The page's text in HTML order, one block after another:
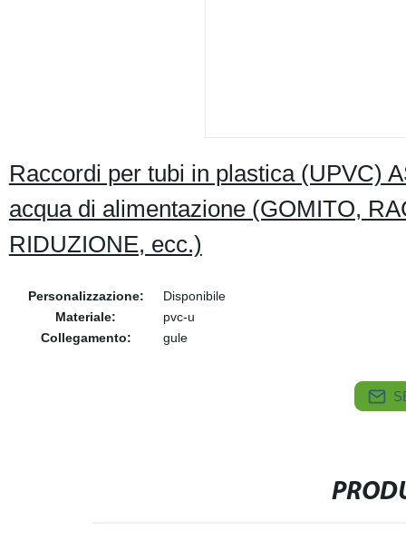
Raccordi per tubi in plastica (UPVC)
acqua di alimentazione (GOMITO,
RIDUZIONE, ecc.)
Personalizzazione:
Disponibile
Materiale:
pvc-u
Collegamento:
gule